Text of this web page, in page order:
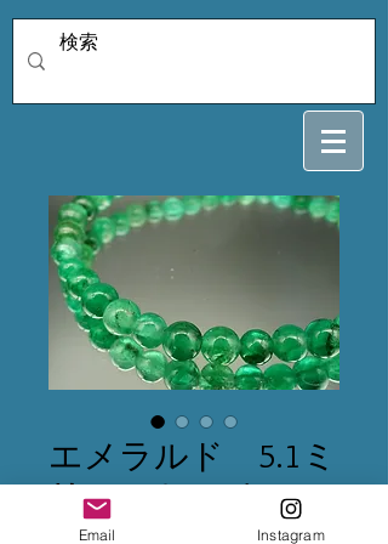
エメラルド 5.1ミ
リ 17センチ
￥95,700
Email Instagram